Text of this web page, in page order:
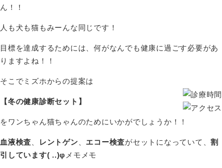
ん！！
人も犬も猫もみーんな同じです！
目標を達成するためには、何がなんでも健康に過ごす必要があ
りますよね！！
そこでミズホからの提案は
【冬の健康診断セット】
をワンちゃん猫ちゃんのためにいかがでしょうか！！
血液検査 レントゲン エコー検査がセットになっていて、割
引しています( ..)φ メモメモ